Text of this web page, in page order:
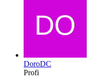
DoroDC
Profi